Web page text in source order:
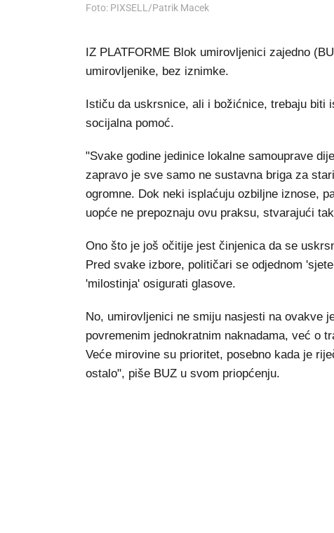
Foto: PIXSELL/Patrik Macek
IZ PLATFORME Blok umirovljenici zajedno
umirovljenike, bez iznimke.
Ističu da uskrsnice, ali i božićnice, trebaju biti
socijalna pomoć.
"Svake godine jedinice lokalne samouprave
zapravo je sve samo ne sustavna briga za
ogromne. Dok neki isplaćuju ozbiljne iznose,
uopće ne prepoznaju ovu praksu, stvarajući
Ono što je još očitije jest činjenica da se
Pred svake izbore, političari se odjednom
'milostinja' osigurati glasove.
No, umirovljenici ne smiju nasjesti na ovakve
povremenim jednokratnim naknadama, već o
Veće mirovine su prioritet, posebno kada je
ostalo", piše BUZ u svom priopćenju.